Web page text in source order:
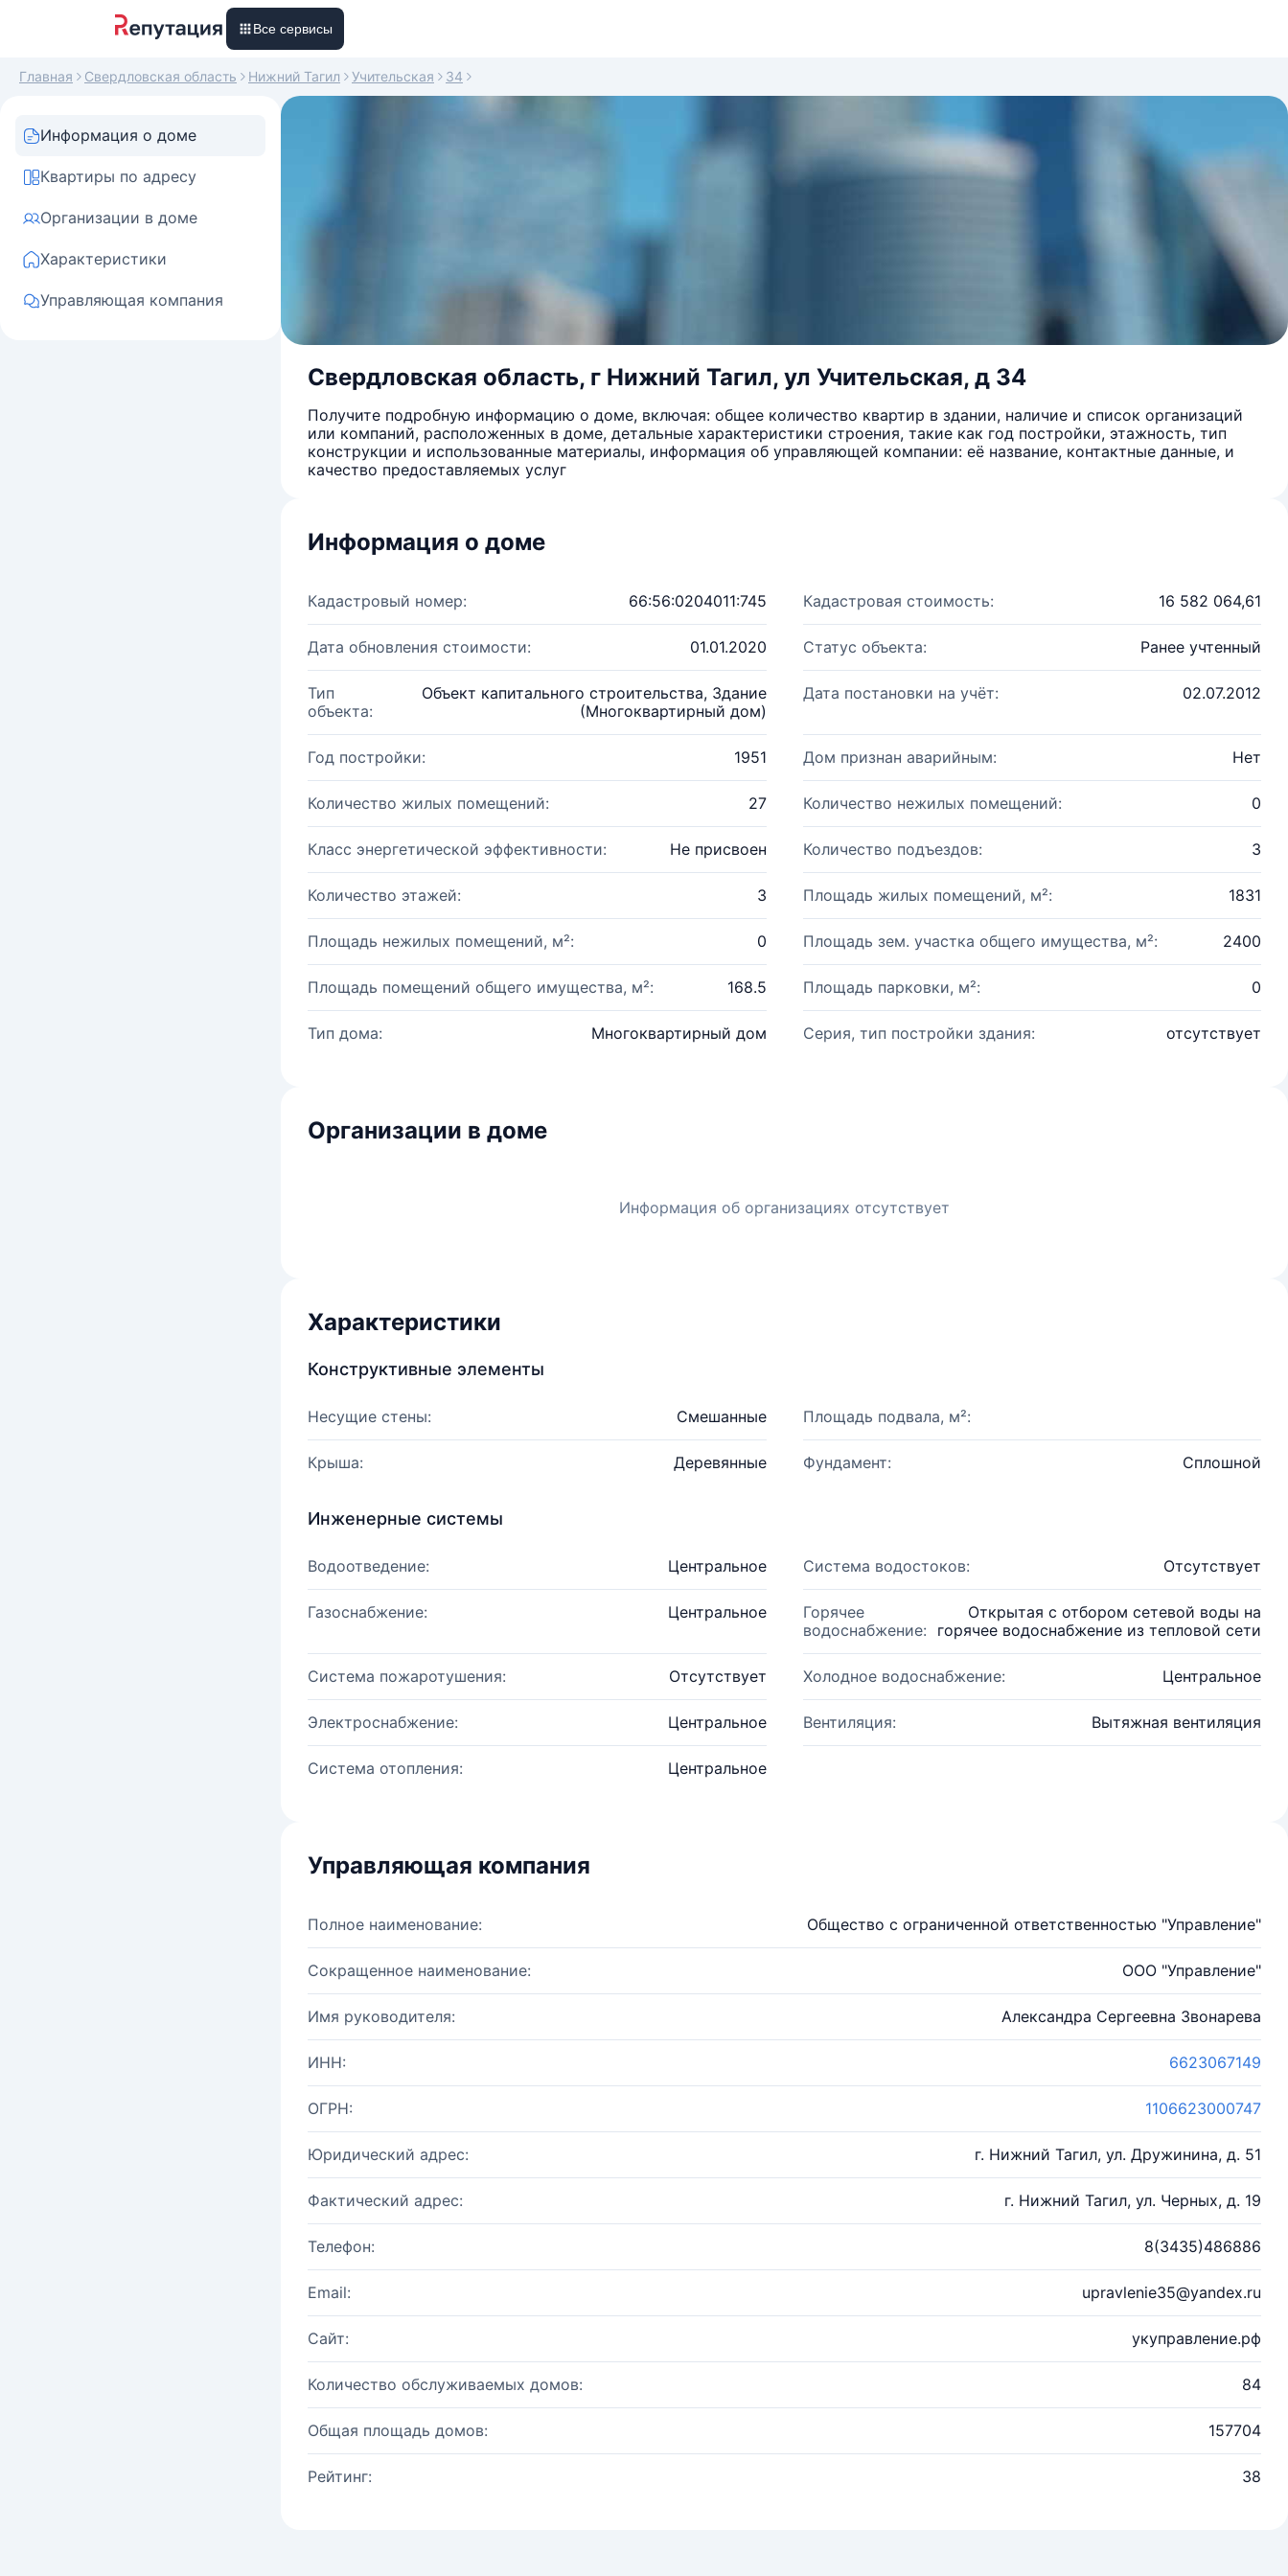
Все сервисы
Главная Свердловская область Нижний Тагил Учительская 34
Информация о доме
Квартиры по адресу
Организации в доме
Характеристики
Управляющая компания
Свердловская область, г Нижний Тагил, ул Учительская, д 34
Получите подробную информацию о доме, включая: общее количество квартир в здании, наличие и список организаций
или компаний, расположенных в доме, детальные характеристики строения, такие как год постройки, этажность, тип
конструкции и использованные материалы, информация об управляющей компании: её название, контактные данные, и
качество предоставляемых услуг
Информация о доме
Кадастровый номер: 66:56:0204011:745 Кадастровая стоимость: 16 582 064,61
Дата обновления стоимости: 01.01.2020 Статус объекта: Ранее учтенный
Тип
объекта:
Объект капитального строительства, Здание
(Многоквартирный дом)
Дата постановки на учёт: 02.07.2012
Год постройки: 1951 Дом признан аварийным: Нет
Количество жилых помещений: 27 Количество нежилых помещений: 0
Класс энергетической эффективности: Не присвоен Количество подъездов: 3
Количество этажей: 3 Площадь жилых помещений, м²: 1831
Площадь нежилых помещений, м²: 0 Площадь зем. участка общего имущества, м²: 2400
Площадь помещений общего имущества, м²: 168.5 Площадь парковки, м²: 0
Тип дома: Многоквартирный дом Серия, тип постройки здания: отсутствует
Организации в доме
Информация об организациях отсутствует
Характеристики
Конструктивные элементы
Несущие стены: Смешанные Площадь подвала, м²:
Крыша: Деревянные Фундамент: Сплошной
Инженерные системы
Водоотведение: Центральное Система водостоков: Отсутствует
Газоснабжение: Центральное
Горячее
водоснабжение:
Открытая с отбором сетевой воды на
горячее водоснабжение из тепловой сети
Система пожаротушения: Отсутствует Холодное водоснабжение: Центральное
Электроснабжение: Центральное Вентиляция: Вытяжная вентиляция
Система отопления: Центральное
Управляющая компания
Полное наименование: Общество с ограниченной ответственностью "Управление"
Сокращенное наименование: ООО "Управление"
Имя руководителя: Александра Сергеевна Звонарева
ИНН: 6623067149
ОГРН: 1106623000747
Юридический адрес: г. Нижний Тагил, ул. Дружинина, д. 51
Фактический адрес: г. Нижний Тагил, ул. Черных, д. 19
Телефон: 8(3435)486886
Email: upravlenie35@yandex.ru
Сайт: укуправление.рф
Количество обслуживаемых домов: 84
Общая площадь домов: 157704
Рейтинг: 38